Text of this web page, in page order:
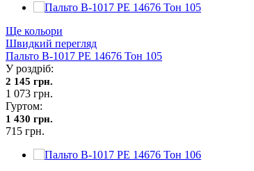
Ще кольори
Швидкий перегляд
Пальто В-1017 PE 14676 Тон 105
У роздріб:
2 145 грн.
1 073 грн.
Гуртом:
1 430 грн.
715 грн.